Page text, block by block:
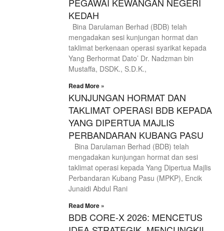
KEDAH
Bina Darulaman Berhad (BDB) telah
mengadakan sesi kunjungan hormat dan
taklimat berkenaan operasi syarikat kepada
Yang Berhormat Dato’ Dr. Nadzman bin
Mustaffa, DSDK., S.D.K.,
Read More »
KUNJUNGAN HORMAT DAN
TAKLIMAT OPERASI BDB KEPADA
YANG DIPERTUA MAJLIS
PERBANDARAN KUBANG PASU
Bina Darulaman Berhad (BDB) telah
mengadakan kunjungan hormat dan sesi
taklimat operasi kepada Yang Dipertua Majlis
Perbandaran Kubang Pasu (MPKP), Encik
Junaidi Abdul Rani
Read More »
BDB CORE-X 2026: MENCETUS